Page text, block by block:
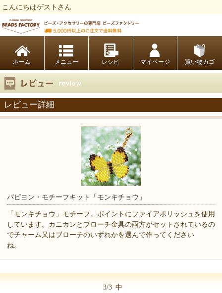
こんにちはゲストさん
ホーム レシピ マイページ 買い物カゴ
レビュー詳細
パピヨン・モチーフキット「モンキチョウ」
「モンキチョウ」モチーフ。ポイントにファイアポリッシュを使用
しています。カニカンとブローチ金具の両方がセットされているの
でチャーム又はブローチのいずれかを選んで作ってください
ね。
3/3 中